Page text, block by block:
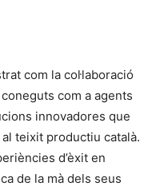
com la col·laboració
com a agents
innovadores que
teixit productiu català.
d’èxit en
de la mà dels seus